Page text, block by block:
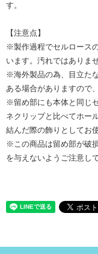
す。
【注意点】
※製作過程でセルロース
います。汚れではありま
※海外製品の為、目立た
ある場合がありますので
※留め部にも本体と同じ
ネクリップと比べてホー
結んだ際の飾りとしてお
※この商品は留め部が破
を与えないようご注意し